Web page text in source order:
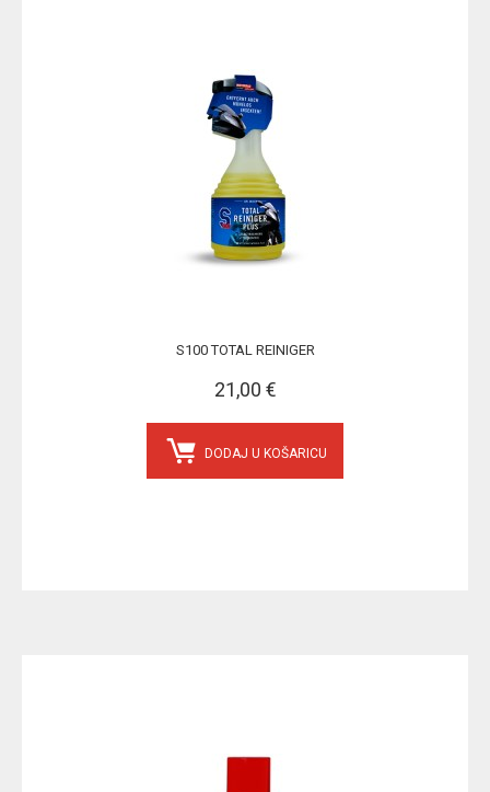
S100 TOTAL REINIGER
21,00 €
DODAJ U KOŠARICU